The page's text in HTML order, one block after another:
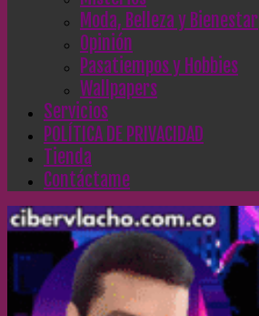
Moda, Belleza y Bienestar
Opinión
Pasatiempos y Hobbies
Wallpapers
Servicios
POLÍTICA DE PRIVACIDAD
Tienda
Contáctame